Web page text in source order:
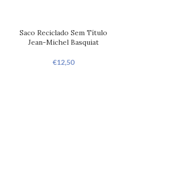
Saco Reciclado Sem Título
Jean-Michel Basquiat
€12,50